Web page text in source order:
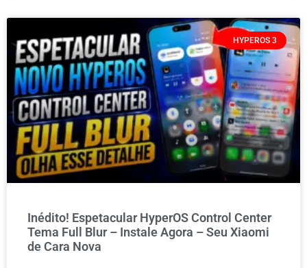
HYPEROS 3
Inédito! Espetacular HyperOS Control Center
Tema Full Blur – Instale Agora – Seu Xiaomi
de Cara Nova